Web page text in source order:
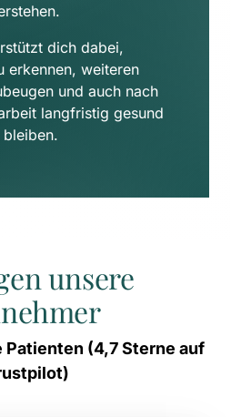
dich dabei,
erkennen, weiteren
und auch nach
langfristig gesund
unsere
Patienten (4,7 Sterne
auf